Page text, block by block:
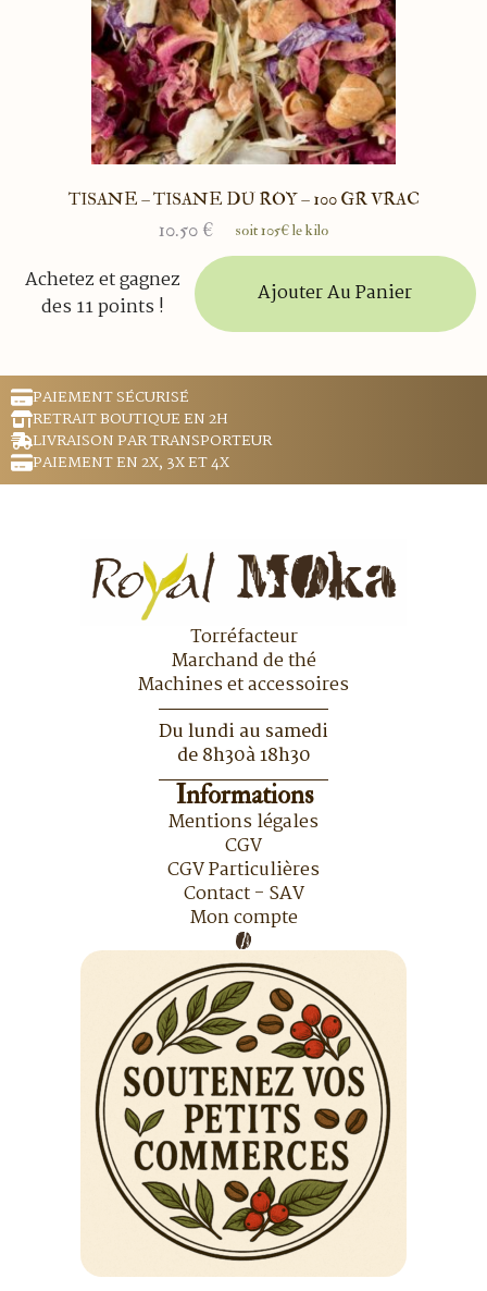
TISANE – TISANE DU ROY – 100 GR VRAC
10.50 € soit 105€ le kilo
Achetez et gagnez
des 11 points !
Ajouter Au Panier
PAIEMENT SÉCURISÉ
RETRAIT BOUTIQUE EN 2H
LIVRAISON PAR TRANSPORTEUR
PAIEMENT EN 2X, 3X ET 4X
Torréfacteur
Marchand de thé
Machines et accessoires
Du lundi au samedi
de 8h30à 18h30
Informations
Mentions légales
CGV
CGV Particulières
Contact - SAV
Mon compte